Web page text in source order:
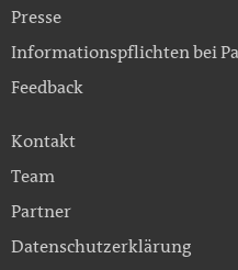
Presse
Informationspflichten bei
Feedback
Kontakt
Team
Partner
Datenschutzerklärung